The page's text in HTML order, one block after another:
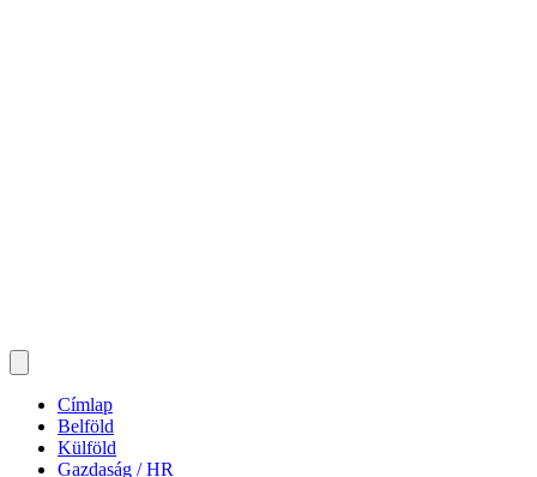
Címlap
Belföld
Külföld
Gazdaság / HR